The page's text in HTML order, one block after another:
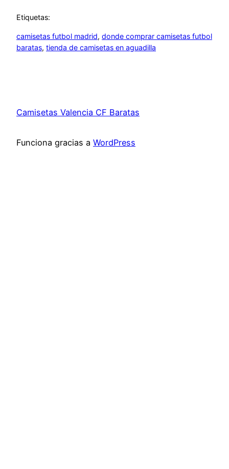
Etiquetas:
camisetas futbol madrid, donde comprar camisetas futbol
baratas, tienda de camisetas en aguadilla
Camisetas Valencia CF Baratas
Funciona gracias a WordPress